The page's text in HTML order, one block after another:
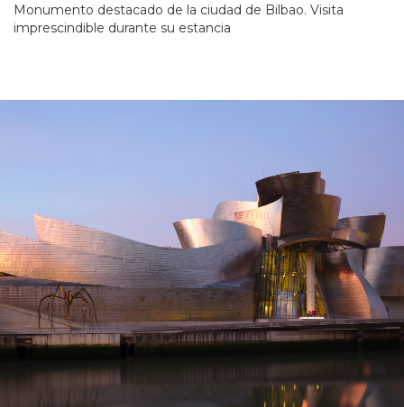
Monumento destacado de la ciudad de Bilbao. Visita
imprescindible durante su estancia